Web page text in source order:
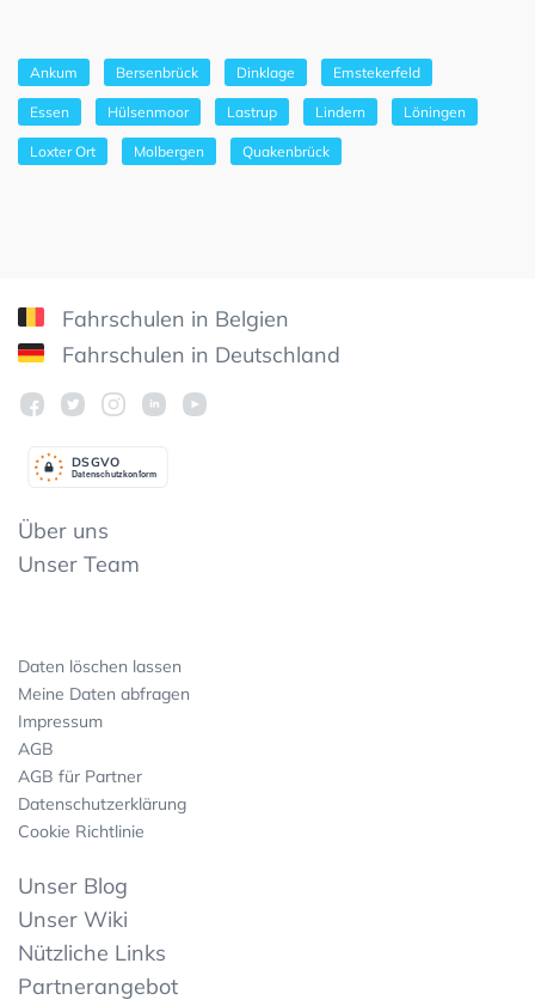
Ankum Bersenbrück Dinklage Emstekerfeld
Essen Hülsenmoor Lastrup Lindern Löningen
Loxter Ort Molbergen Quakenbrück
Fahrschulen in Belgien
Fahrschulen in Deutschland
Datenschutzkonform
DSGVO
Über uns
Unser Team
Daten löschen lassen
Meine Daten abfragen
Impressum
AGB
AGB für Partner
Datenschutzerklärung
Cookie Richtlinie
Unser Blog
Unser Wiki
Nützliche Links
Partnerangebot